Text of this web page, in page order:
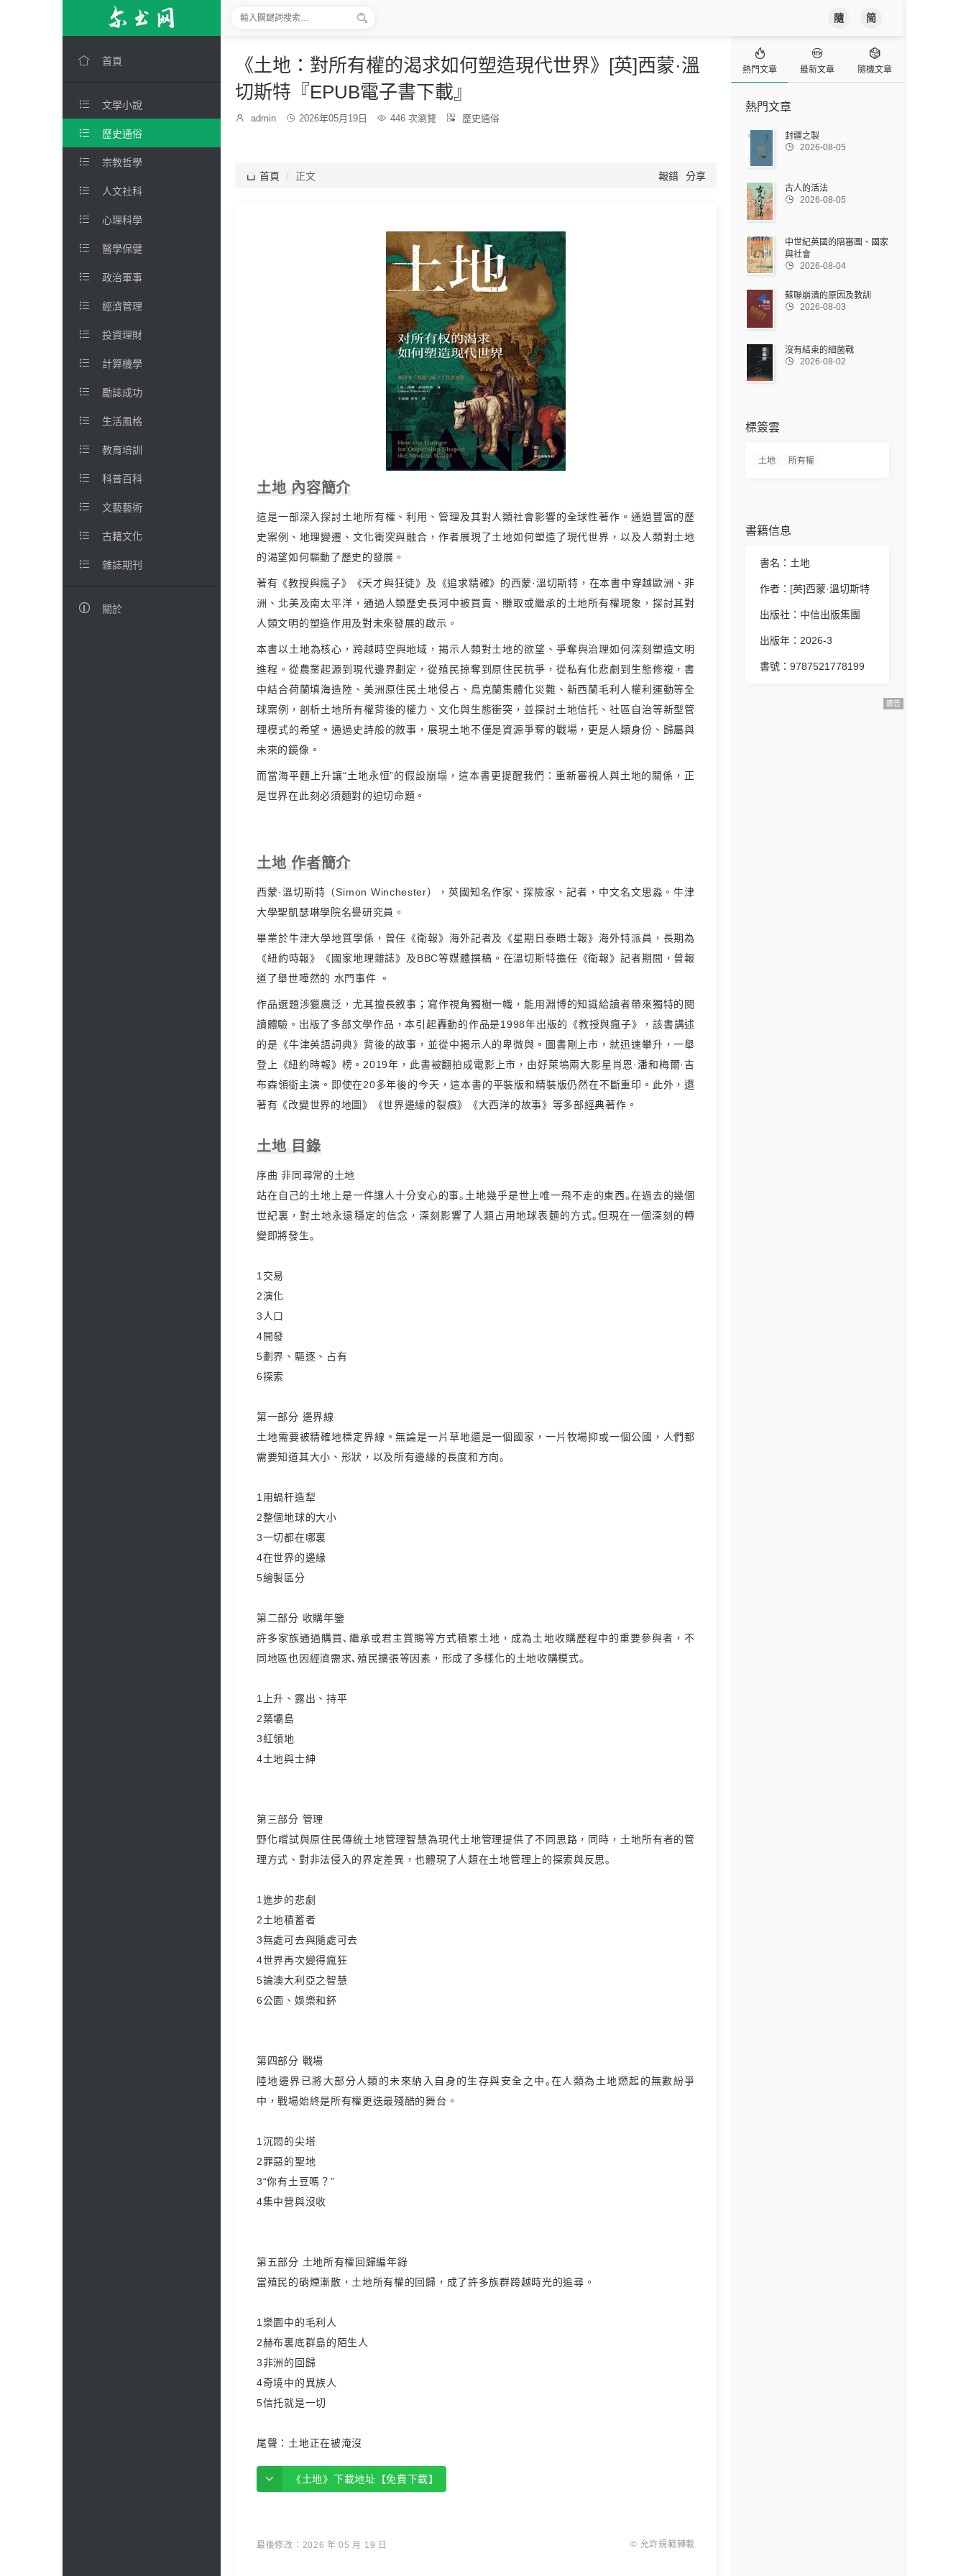
 隨 简
 首頁
 文學小說
 歷史通俗
 宗教哲學
 人文社科
 心理科學
 醫學保健
 政治軍事
 經濟管理
 投資理財
 計算機學
 勵誌成功
 生活風格
 教育培訓
 科普百科
 文藝藝術
 古籍文化
 雜誌期刊
 關於
《土地：對所有權的渴求如何塑造現代世界》[英]西蒙·溫
切斯特『EPUB電子書下載』

博
admin  發
2026年05月19日  446 次瀏覽 
分
歷史通俗
 首頁 正文 報錯 分享
土地 內容簡介
這是一部深入探討土地所有權、利用、管理及其對人類社會影響的全球性著作。通過豐富的歷
史案例、地理變遷、文化衝突與融合，作者展現了土地如何塑造了現代世界，以及人類對土地
的渴望如何驅動了歷史的發展。
著有《教授與瘋子》《天才與狂徒》及《追求精確》的西蒙·溫切斯特，在本書中穿越歐洲、非
洲、北美及南太平洋，通過人類歷史長河中被買賣、賺取或繼承的土地所有權現象，探討其對
人類文明的塑造作用及對未來發展的啟示。
‌本書以土地為核心，跨越時空與地域，揭示人類對土地的欲望、爭奪與治理如何深刻塑造文明
進程。從農業起源到現代邊界劃定，從殖民掠奪到原住民抗爭，從私有化悲劇到生態修複，書
中結合荷蘭填海造陸、美洲原住民土地侵占、烏克蘭集體化災難、新西蘭毛利人權利運動等全
球案例，剖析土地所有權背後的權力、文化與生態衝突，並探討土地信托、社區自治等新型管
理模式的希望。通過史詩般的敘事，展現土地不僅是資源爭奪的戰場，更是人類身份、歸屬與
未來的鏡像。
而當海平麵上升讓“土地永恒”的假設崩塌，這本書更提醒我們：重新審視人與土地的關係，正
是世界在此刻必須麵對的迫切命題。
土地 作者簡介
西蒙·溫切斯特（Simon Winchester），英國知名作家、探險家、記者，中文名文思淼。牛津
大學聖凱瑟琳學院名譽研究員。
畢業於牛津大學地質學係，曾任《衛報》海外記者及《星期日泰晤士報》海外特派員，長期為
《紐約時報》《國家地理雜誌》及BBC等媒體撰稿。在溫切斯特擔任《衛報》記者期間，曾報
道了舉世嘩然的 水門事件 。
作品選題涉獵廣泛，尤其擅長敘事；寫作視角獨樹一幟，能用淵博的知識給讀者帶來獨特的閱
讀體驗。出版了多部文學作品，本引起轟動的作品是1998年出版的《教授與瘋子》，該書講述
的是《牛津英語詞典》背後的故事，並從中揭示人的卑微與。圖書剛上市，就迅速攀升，一舉
登上《紐約時報》榜。2019年，此書被翻拍成電影上市，由好萊塢兩大影星肖恩·潘和梅爾·吉
布森領銜主演。即使在20多年後的今天，這本書的平裝版和精裝版仍然在不斷重印。此外，還
著有《改變世界的地圖》《世界邊緣的裂痕》《大西洋的故事》等多部經典著作。
土地 目錄
序曲 非同尋常的土地
站在自己的土地上是一件讓人十分安心的事｡土地幾乎是世上唯一飛不走的東西｡在過去的幾個
世紀裏，對土地永遠穩定的信念，深刻影響了人類占用地球表麵的方式｡但現在一個深刻的轉
變即將發生｡
1交易
2演化
3人口
4開發
5劃界、驅逐、占有
6探索
第一部分 邊界線
土地需要被精確地標定界線。無論是一片草地還是一個國家，一片牧場抑或一個公國，人們都
需要知道其大小、形狀，以及所有邊緣的長度和方向｡
1用蝸杆造犁
2整個地球的大小
3一切都在哪裏
4在世界的邊緣
5繪製區分
第二部分 收購年鑒
許多家族通過購買､繼承或君主賞賜等方式積累土地，成為土地收購歷程中的重要參與者，不
同地區也因經濟需求､殖民擴張等因素，形成了多樣化的土地收購模式｡
1上升、露出、持平
2築壩島
3紅領地
4土地與士紳
第三部分 管理
野化嚐試與原住民傳統土地管理智慧為現代土地管理提供了不同思路，同時，土地所有者的管
理方式、對非法侵入的界定差異，也體現了人類在土地管理上的探索與反思｡
1進步的悲劇
2土地積蓄者
3無處可去與隨處可去
4世界再次變得瘋狂
5論澳大利亞之智慧
6公園、娛樂和鈈
第四部分 戰場
陸地邊界已將大部分人類的未來納入自身的生存與安全之中｡在人類為土地燃起的無數紛爭
中，戰場始終是所有權更迭最殘酷的舞台。
1沉悶的尖塔
2罪惡的聖地
3“你有土豆嗎？”
4集中營與沒收
第五部分 土地所有權回歸編年錄
當殖民的硝煙漸散，土地所有權的回歸，成了許多族群跨越時光的追尋。
1樂園中的毛利人
2赫布裏底群島的陌生人
3非洲的回歸
4奇境中的異族人
5信托就是一切
尾聲：土地正在被淹沒
《土地》下載地址【免費下載】
最後修改：2026 年 05 月 19 日 © 允許規範轉載

熱門文章

最新文章

隨機文章
熱門文章
封疆之製
 2026-08-05
古人的活法
 2026-08-05
中世紀英國的陪審團、國家
與社會
 2026-08-04
蘇聯崩潰的原因及教訓
 2026-08-03
沒有結束的細菌戰
 2026-08-02
標簽雲
土地 所有權
書籍信息
書名：土地
作者：[英]西蒙·溫切斯特
出版社：中信出版集團
出版年：2026-3
書號：9787521778199
廣告